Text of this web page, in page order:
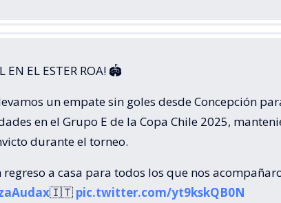
EN EL ESTER ROA! 🏟️
un empate sin goles desde Concepción
en el Grupo E de la Copa Chile 2025,
durante el torneo.
regreso a casa para todos los que nos
🇮🇹 pic.twitter.com/yt9kskQB0N